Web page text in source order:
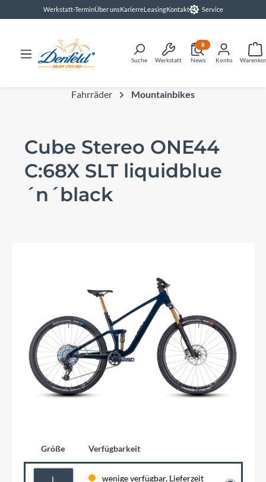
springenWerkstatt-TerminÜber unsKarierreLeasingKontakt Service
Suche Werkstatt News
8
Konto
Fahrräder Mountainbikes
Cube Stereo ONE44
C:68X SLT liquidblue
´n´black
Größe Verfügbarkeit
L
wenige verfügbar, Lieferzeit